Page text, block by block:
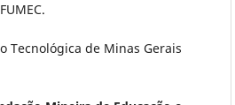
Tecnológica de Minas Gerais